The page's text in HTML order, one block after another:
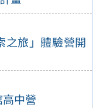
之旅」體驗營開
中營